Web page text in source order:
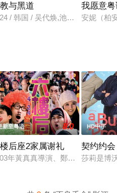
定贵（刘德华 饰）应叔父的邀
与黑道
/ 韩国 / 吴代焕,池承炫,金正泰
我愿意
安妮（柏
e
新至粤语 8.0
后座2家属谢礼
年黃真真導演、鄭丹瑞編劇的
HD中字
契约约会
莎莉是博